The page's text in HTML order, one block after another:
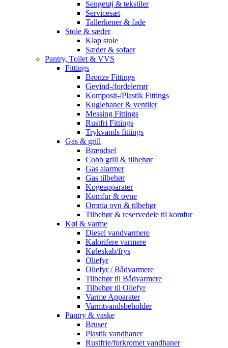
Sengetøj & tekstiler
Servicesæt
Tallerkener & fade
Stole & sæder
Klap stole
Sæder & sofaer
Pantry, Toilet & VVS
Fittings
Bronze Fittings
Gevind-/fordelerrør
Komposit-/Plastik Fittings
Kuglehaner & ventiler
Messing Fittings
Rustfri Fittings
Trykvands fittings
Gas & grill
Brændsel
Cobb grill & tilbehør
Gas alarmer
Gas tilbehør
Kogeapparater
Komfur & ovne
Omnia ovn & tilbehør
Tilbehør & reservedele til komfur
Køl & varme
Diesel vandvarmere
Kalorifere varmere
Køleskab/frys
Oliefyr
Oliefyr / Bådvarmere
Tilbehør til Bådvarmere
Tilbehør til Oliefyr
Varme Apparater
Varmtvandsbeholder
Pantry & vaske
Bruser
Plastik vandhaner
Rustfrie/forkromet vandhaner